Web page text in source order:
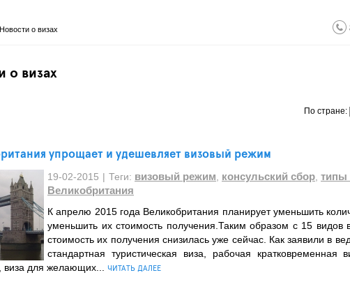
Новости о визах
о визах
По стране:
упрощает и удешевляет визовый режим
19-02-2015 | Теги: визовый режим консульский сбор типы
Великобритания
К апрелю 2015 года Великобритания планирует уменьшить
уменьшить их стоимость получения.Таким образом с 15 видов
стоимость их получения снизилась уже сейчас. Как заявили в
стандартная туристическая виза, рабочая
виза для желающих...
ЧИТАТЬ ДАЛЕЕ